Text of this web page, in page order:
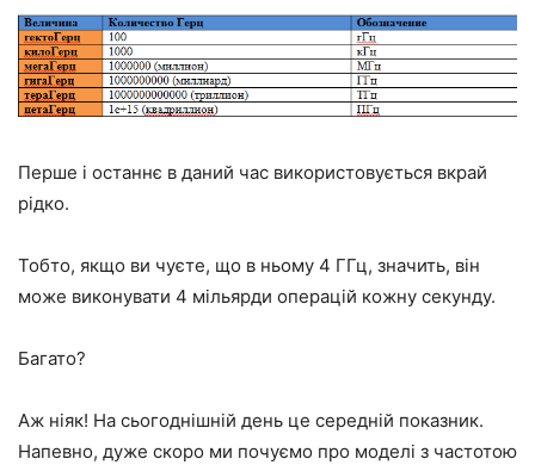
Перше і останнє в даний час використовується вкрай
рідко.
Тобто, якщо ви чуєте, що в ньому 4 ГГц, значить, він
може виконувати 4 мільярди операцій кожну секунду.
Багато?
Аж ніяк! На сьогоднішній день це середній показник.
Напевно, дуже скоро ми почуємо про моделі з частотою